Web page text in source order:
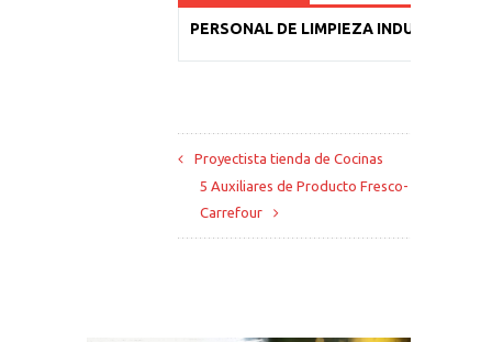
PERSONAL DE LIMPIEZA INDUSTRIAL
Proyectista tienda de Cocinas
5 Auxiliares de Producto Fresco-
Carrefour